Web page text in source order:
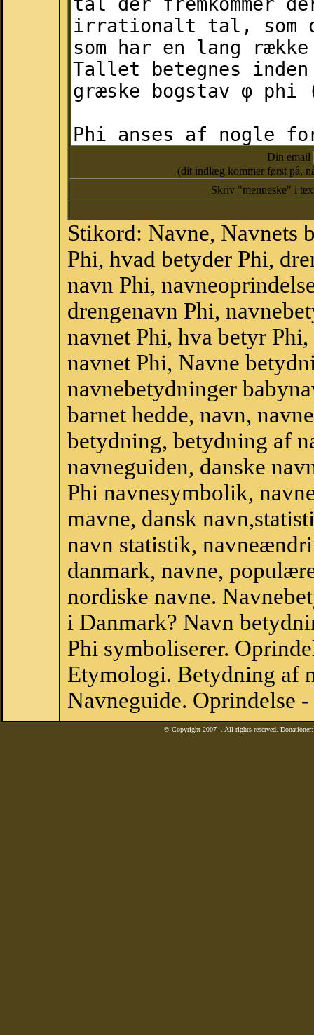
Din email
(dit indlæg kommer først på,
Skriv "menneske" i
Stikord: Navne, Navnets
Phi, hvad betyder Phi,
navn Phi,
drengenavn Phi,
navnet Phi, hva betyr
navnet Phi, Navne
navnebetydninger
barnet hedde, navn,
betydning, betydning af
navneguiden, danske
Phi navnesymbolik,
mavne, dansk
navn statistik,
danmark, navne,
nordiske navne.
i Danmark? Navn
Phi symboliserer.
Etymologi. Betydning af
Navneguide. Oprindelse
© Copyright 2007- . All rights reserved.